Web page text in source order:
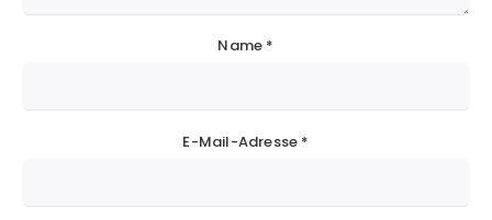
Name *
E-Mail-Adresse *